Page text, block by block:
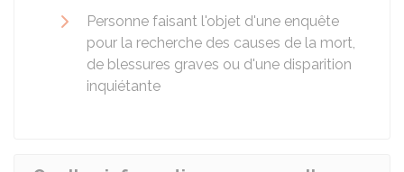
Personne faisant l'objet d'une enquête
pour la recherche des causes de la mort,
de blessures graves ou d'une disparition
inquiétante